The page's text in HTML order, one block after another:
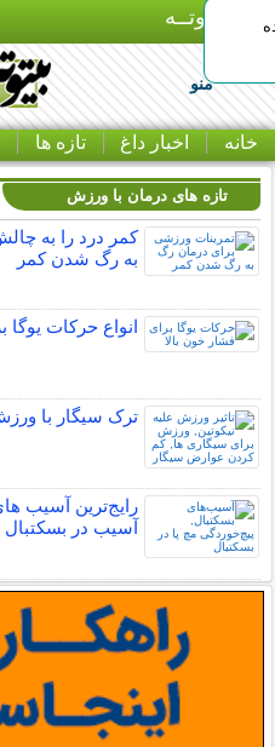
بـیتوتــه
منو
خانه اخبار داغ تازه ها
تازه های درمان با ورزش
کمر درد را به
به رگ شدن کمر
انواع حرکات یوگا
ترک سیگار با
رایج‌ترین آسیب
آسیب در بسکتبال